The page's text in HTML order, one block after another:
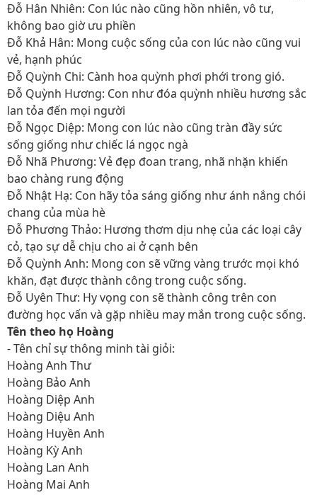
Đỗ Hân Nhiên: Con lúc nào cũng hồn nhiên, vô tư,
không bao giờ ưu phiền
Đỗ Khả Hân: Mong cuộc sống của con lúc nào cũng vui
vẻ, hạnh phúc
Đỗ Quỳnh Chi: Cành hoa quỳnh phơi phới trong gió.
Đỗ Quỳnh Hương: Con như đóa quỳnh nhiều hương sắc
lan tỏa đến mọi người
Đỗ Ngọc Diệp: Mong con lúc nào cũng tràn đầy sức
sống giống như chiếc lá ngọc ngà
Đỗ Nhã Phương: Vẻ đẹp đoan trang, nhã nhặn khiến
bao chàng rung động
Đỗ Nhật Hạ: Con hãy tỏa sáng giống như ánh nắng chói
chang của mùa hè
Đỗ Phương Thảo: Hương thơm dịu nhẹ của các loại cây
cỏ, tạo sự dễ chịu cho ai ở cạnh bên
Đỗ Quỳnh Anh: Mong con sẽ vững vàng trước mọi khó
khăn, đạt được thành công trong cuộc sống.
Đỗ Uyên Thư: Hy vọng con sẽ thành công trên con
đường học vấn và gặp nhiều may mắn trong cuộc sống.
Tên theo họ Hoàng
- Tên chỉ sự thông minh tài giỏi:
Hoàng Anh Thư
Hoàng Bảo Anh
Hoàng Diệp Anh
Hoàng Diệu Anh
Hoàng Huyền Anh
Hoàng Kỳ Anh
Hoàng Lan Anh
Hoàng Mai Anh